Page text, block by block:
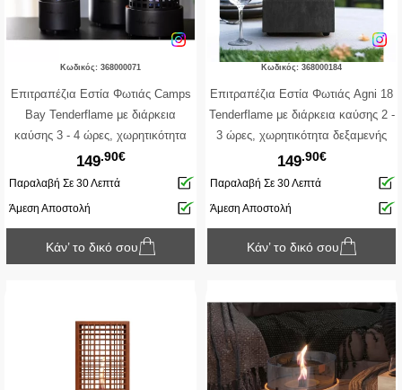
Κωδικός: 368000071
Επιτραπέζια Εστία Φωτιάς Camps
Bay Tenderflame με διάρκεια
καύσης 3 - 4 ώρες, χωρητικότητα
δεξαμενής 250ml και διαστάσεις
18x36cm - Black
149.90€
Παραλαβή Σε 30 Λεπτά
Άμεση Αποστολή
Κάν’ το δικό σου
Κωδικός: 368000184
Επιτραπέζια Εστία Φωτιάς Agni 18
Tenderflame με διάρκεια καύσης 2 -
3 ώρες, χωρητικότητα δεξαμενής
250ml και διαστάσεις
18.5x18.5x36.5cm - Black
149.90€
Παραλαβή Σε 30 Λεπτά
Άμεση Αποστολή
Κάν’ το δικό σου